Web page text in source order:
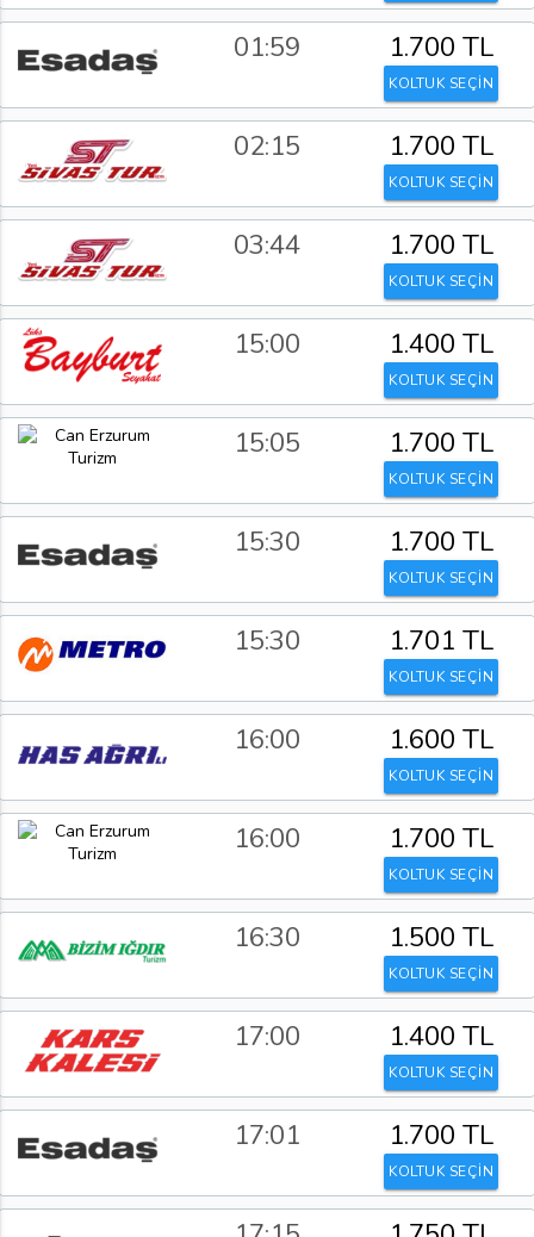
01:59 1.700 TL
KOLTUK SEÇİN
02:15 1.700 TL
KOLTUK SEÇİN
03:44 1.700 TL
KOLTUK SEÇİN
15:00 1.400 TL
KOLTUK SEÇİN
15:05 1.700 TL
KOLTUK SEÇİN
15:30 1.700 TL
KOLTUK SEÇİN
15:30 1.701 TL
KOLTUK SEÇİN
16:00 1.600 TL
KOLTUK SEÇİN
16:00 1.700 TL
KOLTUK SEÇİN
16:30 1.500 TL
KOLTUK SEÇİN
17:00 1.400 TL
KOLTUK SEÇİN
17:01 1.700 TL
KOLTUK SEÇİN